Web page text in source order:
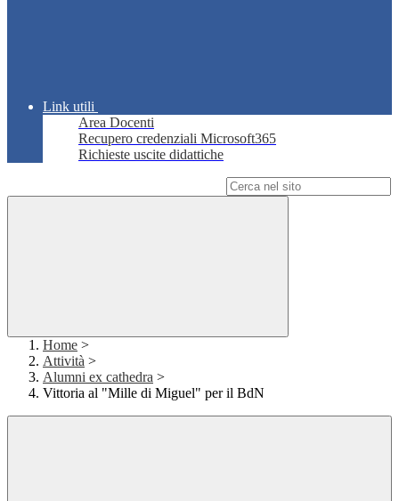
Link utili
Area Docenti
Recupero credenziali Microsoft365
Richieste uscite didattiche
Home >
Attività >
Alumni ex cathedra >
Vittoria al "Mille di Miguel" per il BdN